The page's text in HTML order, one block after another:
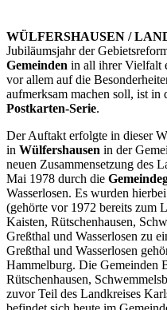
WÜLFERSHAUSEN /
Jubiläumsjahr der
Gemeinden in all ihrer Vielfalt
vor allem auf die
aufmerksam machen soll, ist in
Postkarten-Serie.
Der Auftakt erfolgte in dieser
in Wülfershausen in der
neuen Zusammensetzung des
Mai 1978 durch die
Wasserlosen. Es wurden
(gehörte vor 1972 bereits zum
Kaisten, Rütschenhausen,
Greßthal und Wasserlosen zu
Greßthal und Wasserlosen
Hammelburg. Die Gemeinden
Rütschenhausen,
zuvor Teil des Landkreises